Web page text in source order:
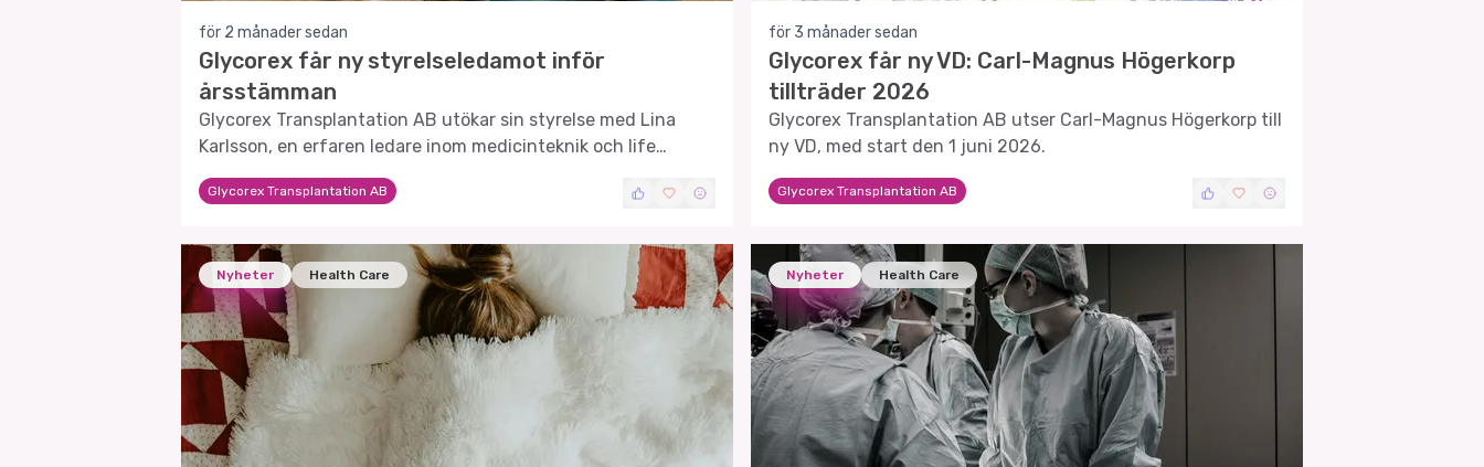
för 2 månader sedan
Glycorex får ny styrelseledamot inför
årsstämman
Glycorex Transplantation AB utökar sin styrelse med Lina
Karlsson, en erfaren ledare inom medicinteknik och life
science.
Glycorex Transplantation AB
för 3 månader sedan
Glycorex får ny VD: Carl-Magnus Högerkorp
tillträder 2026
Glycorex Transplantation AB utser Carl-Magnus Högerkorp till
ny VD, med start den 1 juni 2026.
Glycorex Transplantation AB
Nyheter Health Care Nyheter Health Care